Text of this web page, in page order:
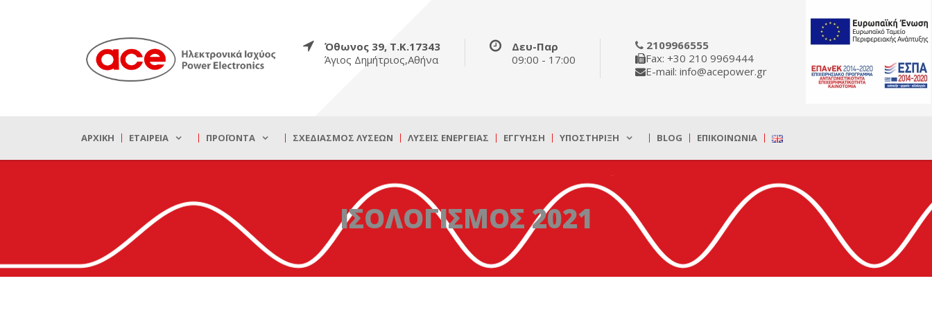
Όθωνος 39, Τ.Κ.17343
Άγιος Δημήτριος,Αθήνα
Δευ-Παρ
09:00 - 17:00
2109966555
Fax: +30 210 9969444
E-mail: info@acepower.gr
ΑΡΧΙΚΉ ΕΤΑΙΡΕΊΑ ΠΡΟΪΌΝΤΑ ΣΧΕΔΙΑΣΜΌΣ ΛΎΣΕΩΝ ΛΎΣΕΙΣ ΕΝΈΡΓΕΙΑΣ ΕΓΓΎΗΣΗ ΥΠΟΣΤΉΡΙΞΗ BLOG ΕΠΙΚΟΙΝΩΝΊΑ
ΙΣΟΛΟΓΙΣΜΟΣ 2021